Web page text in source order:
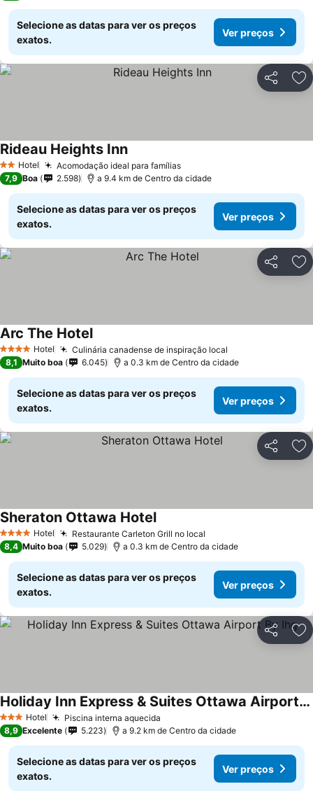
Selecione as datas para ver os preços
exatos.
Ver preços
Partilhar
2 Estrelas
Hotel Acomodação ideal para famílias
Rideau Heights Inn
7,9 Boa 2.598 a 9.4 km de Centro da cidade
Selecione as datas para ver os preços
exatos.
Ver preços
Partilhar
4 EstrelasHotel Culinária canadense de inspiração local
Arc The Hotel
8,1 Muito boa 6.045 a 0.3 km de Centro da cidade
Selecione as datas para ver os preços
exatos.
Ver preços
Partilhar
4 EstrelasHotel Restaurante Carleton Grill no local
Sheraton Ottawa Hotel
8,4 Muito boa 5.029 a 0.3 km de Centro da cidade
Selecione as datas para ver os preços
exatos.
Ver preços
Partilhar
3 EstrelasHotel Piscina interna aquecida
Holiday Inn Express & Suites Ottawa Airport By Ihg
8,9 Excelente 5.223 a 9.2 km de Centro da cidade
Selecione as datas para ver os preços
exatos.
Ver preços